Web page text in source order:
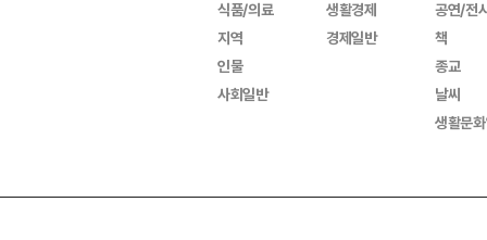
식품/의료
지역
인물
사회일반
생활경제
경제일반
공연/전
책
종교
날씨
생활문